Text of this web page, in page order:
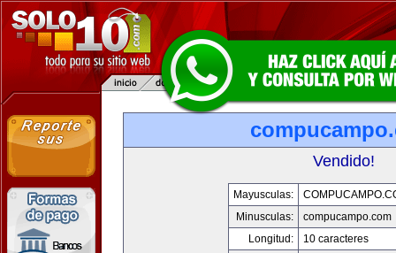
Vendido!
Mayusculas:
Minusculas:
compucampo.com
Longitud:
10 caracteres